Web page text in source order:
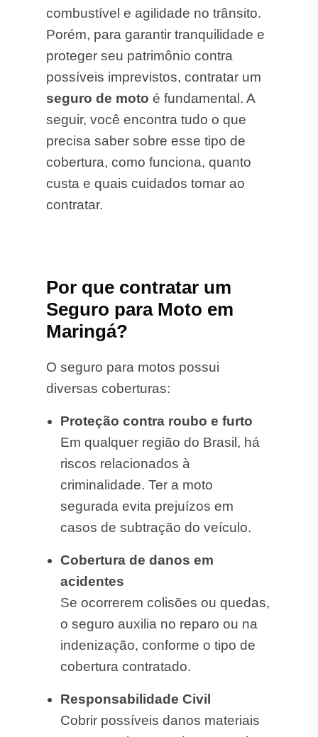
combustível e agilidade no trânsito.
Porém, para garantir tranquilidade e
proteger seu patrimônio contra
possíveis imprevistos, contratar um
seguro de moto é fundamental. A
seguir, você encontra tudo o que
precisa saber sobre esse tipo de
cobertura, como funciona, quanto
custa e quais cuidados tomar ao
contratar.
Por que contratar um
Seguro para Moto em
Maringá?
O seguro para motos possui
diversas coberturas:
Proteção contra roubo e furto
Em qualquer região do Brasil, há
riscos relacionados à
criminalidade. Ter a moto
segurada evita prejuízos em
casos de subtração do veículo.
Cobertura de danos em
acidentes
Se ocorrerem colisões ou quedas,
o seguro auxilia no reparo ou na
indenização, conforme o tipo de
cobertura contratado.
Responsabilidade Civil
Cobrir possíveis danos materiais